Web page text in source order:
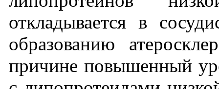
откладывается в
образованию
причине повышенный